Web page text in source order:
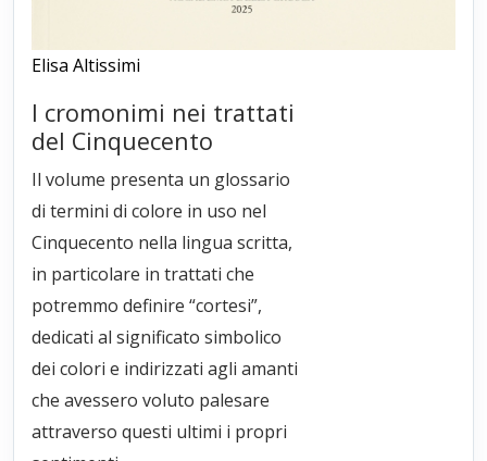
Elisa Altissimi
I cromonimi nei trattati
del Cinquecento
Il volume presenta un glossario
di termini di colore in uso nel
Cinquecento nella lingua scritta,
in particolare in trattati che
potremmo definire “cortesi”,
dedicati al significato simbolico
dei colori e indirizzati agli amanti
che avessero voluto palesare
attraverso questi ultimi i propri